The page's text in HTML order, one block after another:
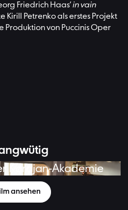
Philharmoniker | Bild: Peter Adamik
Karajan-Akademie
ansehen
Friedrich Haas’in vain
Petrenko als erstes Projekt
Produktion von Puccinis Oper